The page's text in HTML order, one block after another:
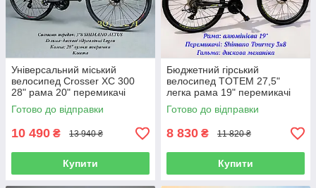
Універсальний міський
велосипед Crosser XC 300
28" рама 20" перемикачі
Shimano гідравлічні гальма
Готово до відправки
10 490 ₴ 13 940 ₴
Купити
Бюджетний гірський
велосипед TOTEM 27,5"
легка рама 19" перемикачі
Shimano 3х7 дискові
механічні гальма вилка з
Готово до відправки
8 830 ₴ 11 820 ₴
Купити